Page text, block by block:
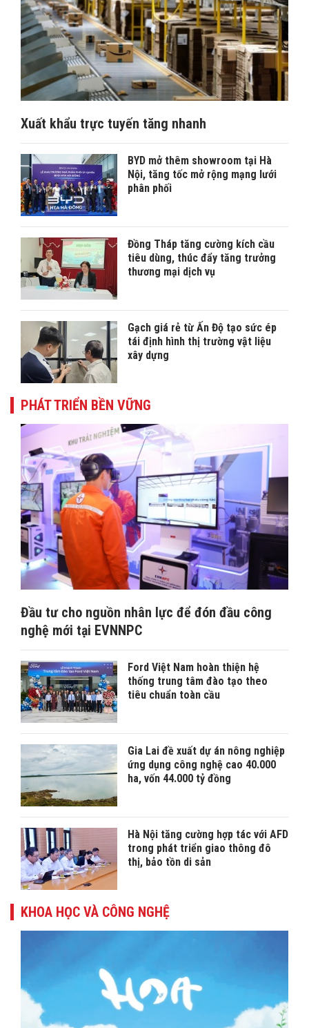
Xuất khẩu trực tuyến tăng nhanh
BYD mở thêm showroom tại Hà
Nội, tăng tốc mở rộng mạng lưới
phân phối
Đồng Tháp tăng cường kích cầu
tiêu dùng, thúc đẩy tăng trưởng
thương mại dịch vụ
Gạch giá rẻ từ Ấn Độ tạo sức ép
tái định hình thị trường vật liệu
xây dựng
PHÁT TRIỂN BỀN VỮNG
Đầu tư cho nguồn nhân lực để đón đầu công
nghệ mới tại EVNNPC
Ford Việt Nam hoàn thiện hệ
thống trung tâm đào tạo theo
tiêu chuẩn toàn cầu
Gia Lai đề xuất dự án nông nghiệp
ứng dụng công nghệ cao 40.000
ha, vốn 44.000 tỷ đồng
Hà Nội tăng cường hợp tác với AFD
trong phát triển giao thông đô
thị, bảo tồn di sản
KHOA HỌC VÀ CÔNG NGHỆ